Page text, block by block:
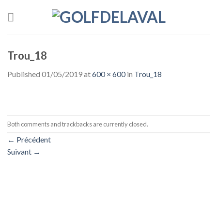
Trou_18
Published 01/05/2019at600 × 600in Trou_18
Both comments and trackbacks are currently closed.
← Précédent
Suivant →